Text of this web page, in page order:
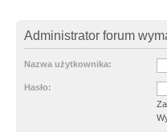
Administrator forum
Nazwa użytkownika:
Hasło: